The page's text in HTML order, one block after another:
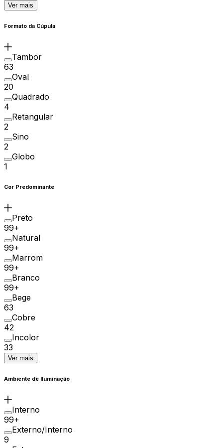
Ver mais
Formato da Cúpula
Tambor
63
Oval
20
Quadrado
4
Retangular
2
Sino
2
Globo
1
Cor Predominante
Preto
99+
Natural
99+
Marrom
99+
Branco
99+
Bege
63
Cobre
42
Incolor
33
Ver mais
Ambiente de Iluminação
Interno
99+
Externo/Interno
9